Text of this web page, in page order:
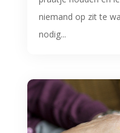
niemand op zit te
nodig...